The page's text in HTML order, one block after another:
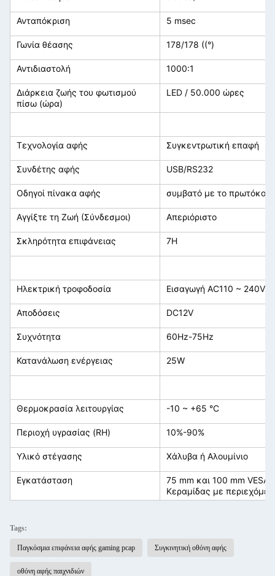
Ανταπόκριση 5 msec
Γωνία θέασης 178/178 ((°)
Αντιδιαστολή 1000:1
Διάρκεια ζωής του φωτισμού
πίσω (ώρα)
LED / 50.000 ώρες
Τεχνολογία αφής Συγκεντρωτική επαφή
Συνδέτης αφής USB/RS232
Οδηγοί πίνακα αφής συμβατό με το
Αγγίξτε τη Ζωή (Σύνδεσμοι) Απεριόριστο
Σκληρότητα επιφάνειας 7H
Ηλεκτρική τροφοδοσία Εισαγωγή AC110 ~ 240V
Αποδόσεις DC12V
Συχνότητα 60Hz-75Hz
Κατανάλωση ενέργειας 25W
Θερμοκρασία λειτουργίας -10 ~ +65 °C
Περιοχή υγρασίας (RH) 10%-90%
Υλικό στέγασης Χάλυβα ή Αλουμίνιο
Εγκατάσταση
75 mm και 100 mm VESA
Κεραμίδας με
Tags:
Παγκόσμια επιφάνεια αφής gaming pcap Συγκινητική οθόνη αφής
οθόνη αφής παιχνιδιών